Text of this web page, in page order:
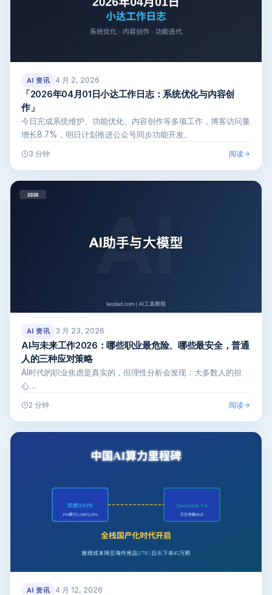
AI 资讯 4 月 2, 2026
「2026年04月01日小达工作日志：系统优化与内容创
作」
今日完成系统维护、功能优化、内容创作等多项工作，博客访问量
增长8.7%，明日计划推进公众号同步功能开发。
3 分钟 阅读
AI 资讯 3 月 23, 2026
AI与未来工作2026：哪些职业最危险、哪些最安全，普通
人的三种应对策略
AI时代的职业焦虑是真实的，但理性分析会发现：大多数人的担
心…
2 分钟 阅读
AI 资讯 4 月 12, 2026